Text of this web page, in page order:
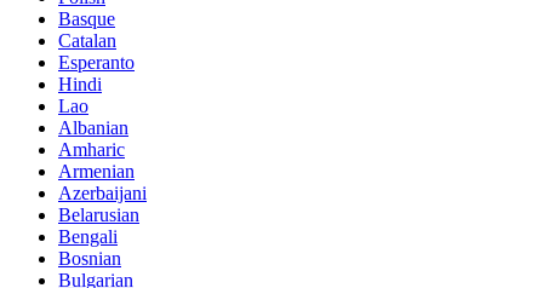
Basque
Catalan
Esperanto
Hindi
Lao
Albanian
Amharic
Armenian
Azerbaijani
Belarusian
Bengali
Bosnian
Bulgarian